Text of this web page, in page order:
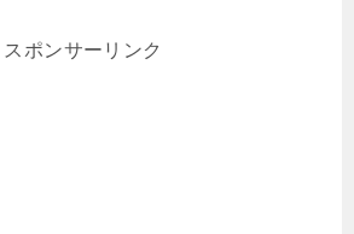
スポンサーリンク